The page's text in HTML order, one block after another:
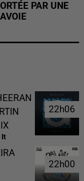
PAR UNE
It
22h06
22h06
22h00
22h00